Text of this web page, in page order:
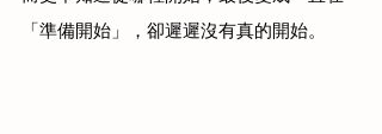
「準備開始」，卻遲遲沒有真的開始。